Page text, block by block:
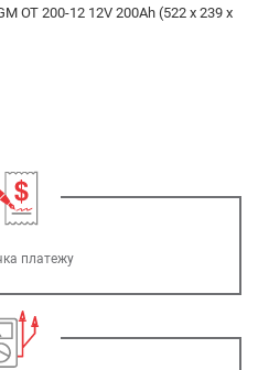
OT 200-12 12V 200Ah (522 х 239 х
платежу